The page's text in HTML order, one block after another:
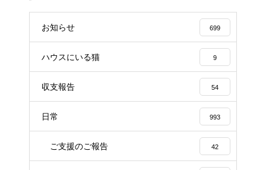
お知らせ 699
ハウスにいる猫 9
収支報告 54
日常 993
ご支援のご報告 42